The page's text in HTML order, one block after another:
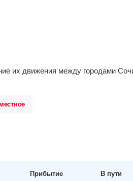
их движения между городами
Прибытие В пути